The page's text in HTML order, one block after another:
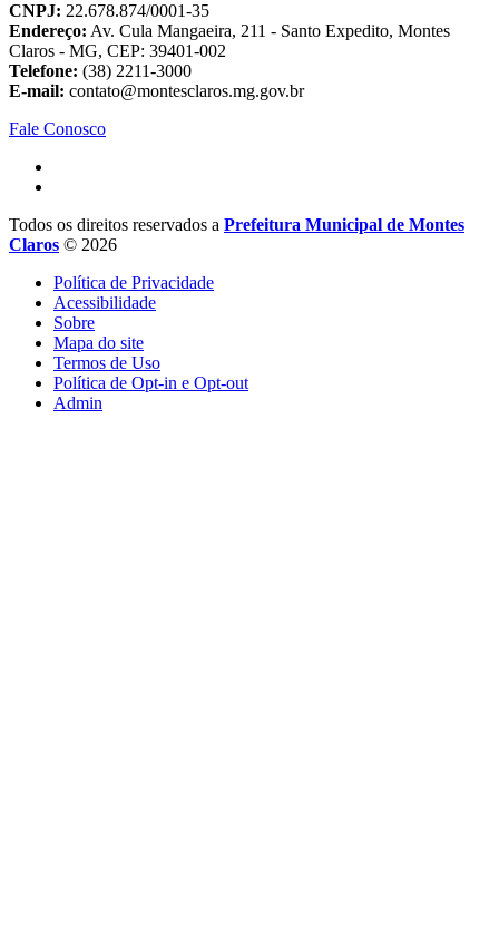
CNPJ: 22.678.874/0001-35
Endereço: Av. Cula Mangaeira, 211 - Santo Expedito, Montes
Claros - MG, CEP: 39401-002
Telefone: (38) 2211-3000
E-mail: contato@montesclaros.mg.gov.br
Fale Conosco
Todos os direitos reservados a Prefeitura Municipal de Montes
Claros © 2026
Política de Privacidade
Acessibilidade
Sobre
Mapa do site
Termos de Uso
Política de Opt-in e Opt-out
Admin